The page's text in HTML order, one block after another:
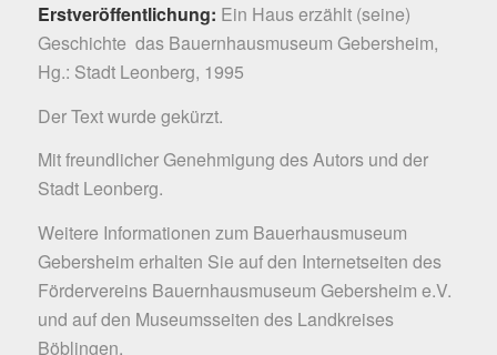
Erstveröffentlichung: Ein Haus erzählt (seine)
Geschichte  das Bauernhausmuseum Gebersheim,
Hg.: Stadt Leonberg, 1995
Der Text wurde gekürzt.
Mit freundlicher Genehmigung des Autors und der
Stadt Leonberg.
Weitere Informationen zum Bauerhausmuseum
Gebersheim erhalten Sie auf den Internetseiten des
Fördervereins Bauernhausmuseum Gebersheim e.V.
und auf den Museumsseiten des Landkreises
Böblingen.